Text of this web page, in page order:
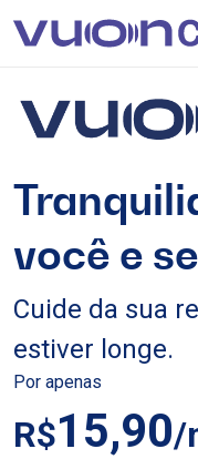
você e
Cuide da sua
estiver longe.
Por apenas
R$15,90/